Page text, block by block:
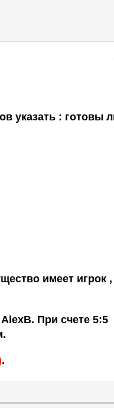
указать : готовы
имеет
При счете 5:5
.